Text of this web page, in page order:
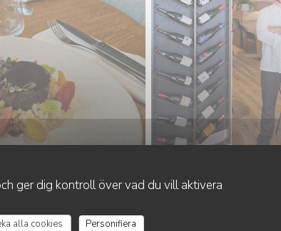
ger dig kontroll över vad du vill aktivera
alla cookies
Personifiera